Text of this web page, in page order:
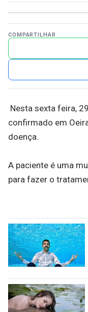
COMPARTILHAR
Nesta sexta feira,
confirmado em
doença.
A paciente é uma
para fazer o